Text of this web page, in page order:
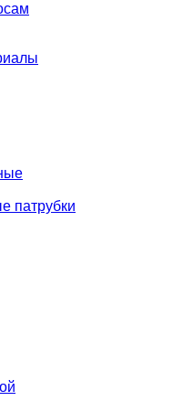
патрубки